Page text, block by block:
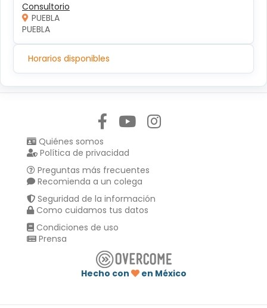
Consultorio
PUEBLA
PUEBLA
Horarios disponibles
Quiénes somos
Política de privacidad
Preguntas más frecuentes
Recomienda a un colega
Seguridad de la información
Como cuidamos tus datos
Condiciones de uso
Prensa
Hecho con
en México